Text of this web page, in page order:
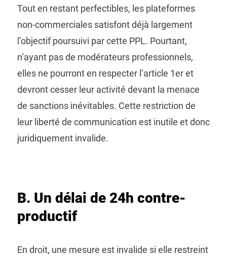
Tout en restant perfectibles, les plateformes
non-commerciales satisfont déjà largement
l’objectif poursuivi par cette PPL. Pourtant,
n’ayant pas de modérateurs professionnels,
elles ne pourront en respecter l’article 1er et
devront cesser leur activité devant la menace
de sanctions inévitables. Cette restriction de
leur liberté de communication est inutile et donc
juridiquement invalide.
B. Un délai de 24h contre-
productif
En droit, une mesure est invalide si elle restreint